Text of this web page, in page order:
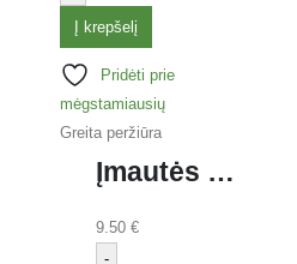
Į krepšelį
Pridėti prie
mėgstamiausių
Greita peržiūra
Įmautės ESSELTE A4 skaidrios, 75 mk, pak. 100 vnt.
9.50 €
-